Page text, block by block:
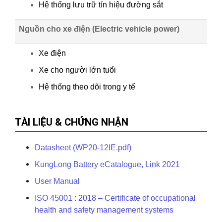
Hệ thống lưu trữ tín hiệu đường sắt
Nguồn cho xe điện (Electric vehicle power)
Xe điện
Xe cho người lớn tuổi
Hệ thống theo dõi trong y tế
TÀI LIỆU & CHỨNG NHẬN
Datasheet (WP20-12IE.pdf)
KungLong Battery eCatalogue, Link 2021
User Manual
ISO 45001 : 2018 – Certificate of occupational
health and safety management systems